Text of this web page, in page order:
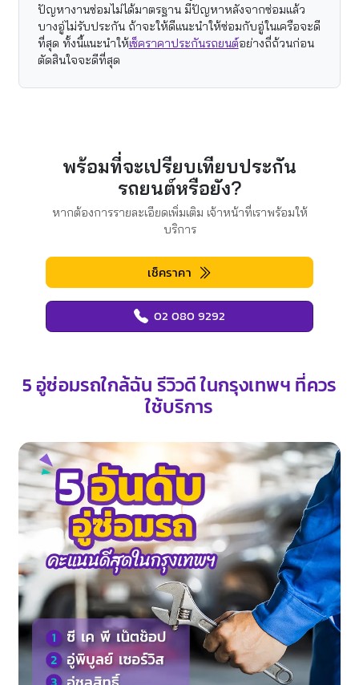
ปัญหางานซ่อมไม่ได้มาตรฐาน มีปัญหาหลังจากซ่อมแล้ว
บางอู่ไม่รับประกัน ถ้าจะให้ดีแนะนำให้ซ่อมกับอู่ในเครือจะดี
ที่สุด ทั้งนี้แนะนำให้เช็คราคาประกันรถยนต์อย่างถี่ถ้วนก่อน
ตัดสินใจจะดีที่สุด
พร้อมที่จะเปรียบเทียบประกัน
รถยนต์หรือยัง?
หากต้องการรายละเอียดเพิ่มเติม เจ้าหน้าที่เราพร้อมให้
บริการ
เช็คราคา
02 080 9292
5 อู่ซ่อมรถใกล้ฉัน รีวิวดี ในกรุงเทพฯ ที่ควร
ใช้บริการ